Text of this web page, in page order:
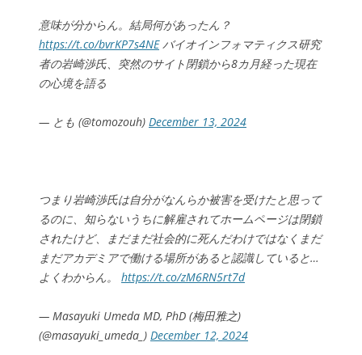
意味が分からん。結局何があったん？
https://t.co/bvrKP7s4NEバイオインフォマティクス研究
者の岩崎渉氏、突然のサイト閉鎖から8カ月経った現在
の心境を語る
— とも (@tomozouh) December 13, 2024
つまり岩崎渉氏は自分がなんらか被害を受けたと思って
るのに、知らないうちに解雇されてホームページは閉鎖
されたけど、まだまだ社会的に死んだわけではなくまだ
まだアカデミアで働ける場所があると認識していると…
よくわからん。 https://t.co/zM6RN5rt7d
— Masayuki Umeda MD, PhD (梅田雅之)
(@masayuki_umeda_) December 12, 2024